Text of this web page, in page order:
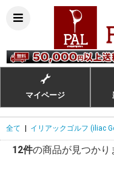
マイページ
全て イリアックゴルフ (iliac
12件の商品が見つかり